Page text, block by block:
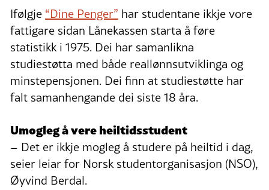
Ifølgje “Dine Penger” har studentane ikkje vore
fattigare sidan Lånekassen starta å føre
statistikk i 1975. Dei har samanlikna
studiestøtta med både reallønnsutviklinga og
minstepensjonen. Dei finn at studiestøtte har
falt samanhengande dei siste 18 åra.
Umogleg å vere heiltidsstudent
– Det er ikkje mogleg å studere på heiltid i dag,
seier leiar for Norsk studentorganisasjon (NSO),
Øyvind Berdal.